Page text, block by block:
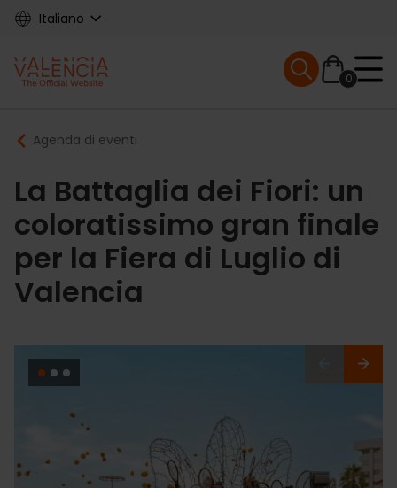
Skip
content
Italiano
Main
navigation
0
Mobile menu
Breadcrumb
Agenda di eventi
La Battaglia dei Fiori: un
coloratissimo gran finale
per la Fiera di Luglio di
Valencia